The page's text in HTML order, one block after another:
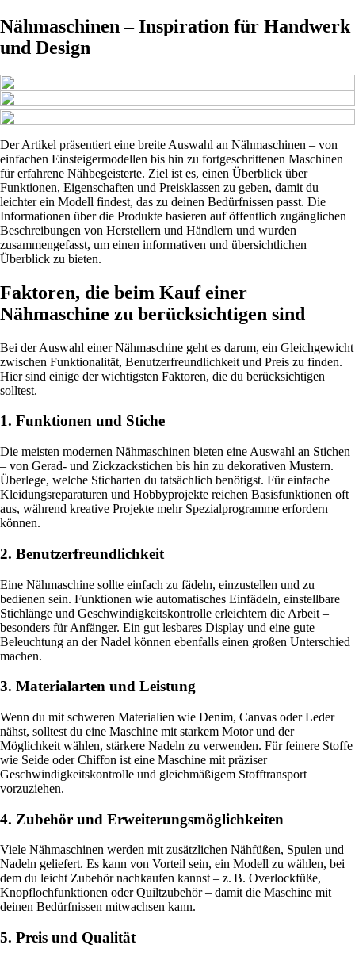
Nähmaschinen – Inspiration für Handwerk
und Design
Der Artikel präsentiert eine breite Auswahl an Nähmaschinen – von
einfachen Einsteigermodellen bis hin zu fortgeschrittenen Maschinen
für erfahrene Nähbegeisterte. Ziel ist es, einen Überblick über
Funktionen, Eigenschaften und Preisklassen zu geben, damit du
leichter ein Modell findest, das zu deinen Bedürfnissen passt. Die
Informationen über die Produkte basieren auf öffentlich zugänglichen
Beschreibungen von Herstellern und Händlern und wurden
zusammengefasst, um einen informativen und übersichtlichen
Überblick zu bieten.
Faktoren, die beim Kauf einer
Nähmaschine zu berücksichtigen sind
Bei der Auswahl einer Nähmaschine geht es darum, ein Gleichgewicht
zwischen Funktionalität, Benutzerfreundlichkeit und Preis zu finden.
Hier sind einige der wichtigsten Faktoren, die du berücksichtigen
solltest.
1. Funktionen und Stiche
Die meisten modernen Nähmaschinen bieten eine Auswahl an Stichen
– von Gerad- und Zickzackstichen bis hin zu dekorativen Mustern.
Überlege, welche Sticharten du tatsächlich benötigst. Für einfache
Kleidungsreparaturen und Hobbyprojekte reichen Basisfunktionen oft
aus, während kreative Projekte mehr Spezialprogramme erfordern
können.
2. Benutzerfreundlichkeit
Eine Nähmaschine sollte einfach zu fädeln, einzustellen und zu
bedienen sein. Funktionen wie automatisches Einfädeln, einstellbare
Stichlänge und Geschwindigkeitskontrolle erleichtern die Arbeit –
besonders für Anfänger. Ein gut lesbares Display und eine gute
Beleuchtung an der Nadel können ebenfalls einen großen Unterschied
machen.
3. Materialarten und Leistung
Wenn du mit schweren Materialien wie Denim, Canvas oder Leder
nähst, solltest du eine Maschine mit starkem Motor und der
Möglichkeit wählen, stärkere Nadeln zu verwenden. Für feinere Stoffe
wie Seide oder Chiffon ist eine Maschine mit präziser
Geschwindigkeitskontrolle und gleichmäßigem Stofftransport
vorzuziehen.
4. Zubehör und Erweiterungsmöglichkeiten
Viele Nähmaschinen werden mit zusätzlichen Nähfüßen, Spulen und
Nadeln geliefert. Es kann von Vorteil sein, ein Modell zu wählen, bei
dem du leicht Zubehör nachkaufen kannst – z. B. Overlockfüße,
Knopflochfunktionen oder Quiltzubehör – damit die Maschine mit
deinen Bedürfnissen mitwachsen kann.
5. Preis und Qualität